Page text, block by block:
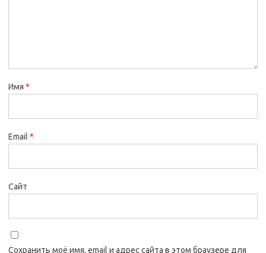
Имя *
Email *
Сайт
Сохранить моё имя, email и адрес сайта в этом браузере для